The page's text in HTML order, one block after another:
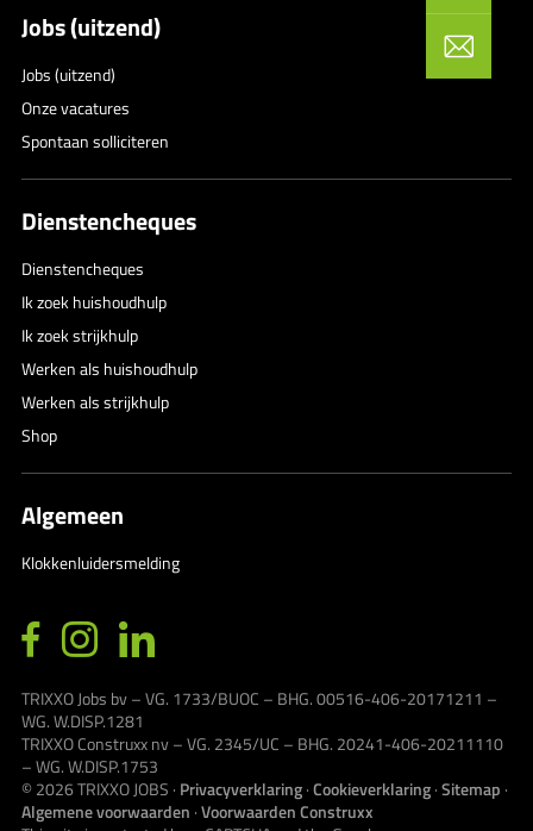
Jobs (uitzend)
Jobs (uitzend)
Onze vacatures
Spontaan solliciteren
Dienstencheques
Dienstencheques
Ik zoek huishoudhulp
Ik zoek strijkhulp
Werken als huishoudhulp
Werken als strijkhulp
Shop
Algemeen
Klokkenluidersmelding
TRIXXO Jobs bv – VG. 1733/BUOC – BHG. 00516-406-20171211 –
WG. W.DISP.1281
TRIXXO Construxx nv – VG. 2345/UC – BHG. 20241-406-20211110
– WG. W.DISP.1753
© 2026TRIXXO JOBS · Privacyverklaring·Cookieverklaring·Sitemap ·
Algemene voorwaarden ·Voorwaarden Construxx